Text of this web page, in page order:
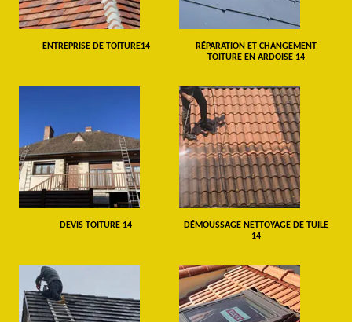
ENTREPRISE DE TOITURE14
RÉPARATION ET CHANGEMENT
TOITURE EN ARDOISE 14
DEVIS TOITURE 14
DÉMOUSSAGE NETTOYAGE DE TUILE
14